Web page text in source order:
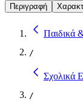
Περιγραφή
Παιδικά
/
Σχολικά
/